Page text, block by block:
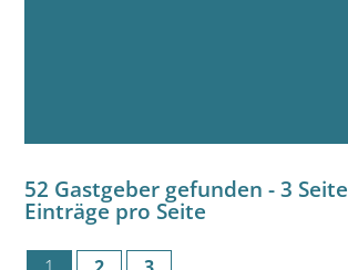
52 Gastgeber gefunden - 3
Einträge pro Seite